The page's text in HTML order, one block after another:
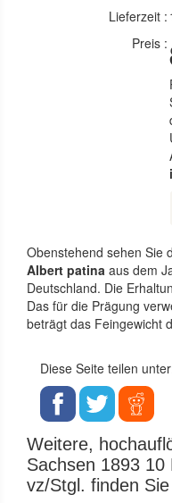
Lieferzeit :
Preis :
Obenstehend sehen Sie
Albert patina aus dem
Deutschland. Die
Das für die Prägung
beträgt das Feingewicht
Diese Seite teilen
Weitere,
Sachsen 1893
vz/Stgl. finden